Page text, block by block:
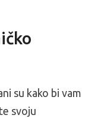
su kako bi vam
svoju